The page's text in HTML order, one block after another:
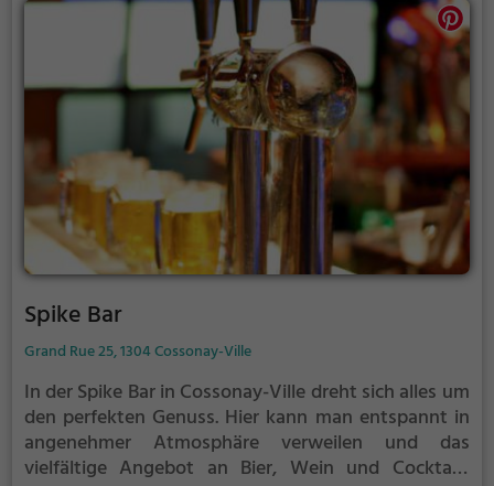
Spike Bar
Grand Rue 25, 1304 Cossonay-Ville
In der Spike Bar in Cossonay-Ville dreht sich alles um
den perfekten Genuss. Hier kann man entspannt in
angenehmer Atmosphäre verweilen und das
vielfältige Angebot an Bier, Wein und Cocktails